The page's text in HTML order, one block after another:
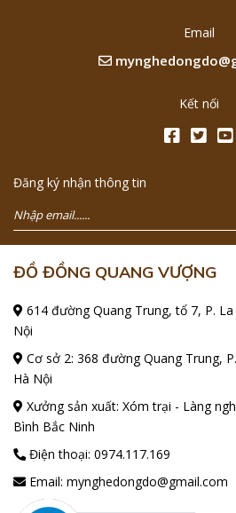
Email
Kết nối
Đăng ký nhận thông tin
ĐỒ ĐỒNG QUANG VƯỢNG
614 đường Quang Trung, tổ 7, P.
Nội
Cơ sở 2: 368 đường Quang Trung,
Hà Nội
Xưởng sản xuất: Xóm trại - Làng
Bình Bắc Ninh
Điện thoại: 0974.117.169
Email: mynghedongdo@gmail.com